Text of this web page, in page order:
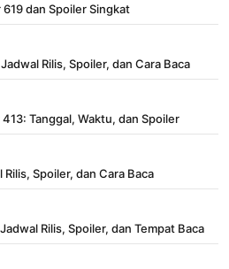
dan Spoiler Singkat
Rilis, Spoiler, dan Cara Baca
Tanggal, Waktu, dan Spoiler
Spoiler, dan Cara Baca
Rilis, Spoiler, dan Tempat Baca